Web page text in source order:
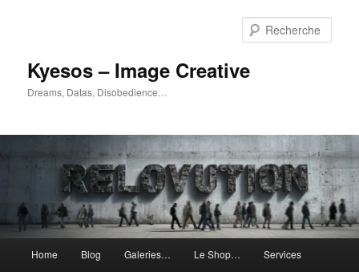
Kyesos – Image Creative
Dreams, Datas, Disobedience…
principal
Home Blog Galeries… Le Shop… Services